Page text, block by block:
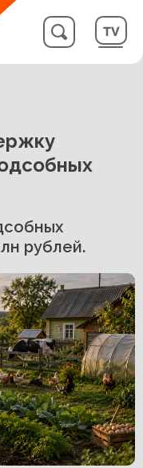
рублей.